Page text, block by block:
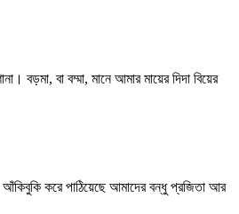
বড়মা, বা বম্মা, মানে আমার মায়ের দিদা বিয়ের
করে পাঠিয়েছে আমাদের বন্ধু প্রজিতা আর